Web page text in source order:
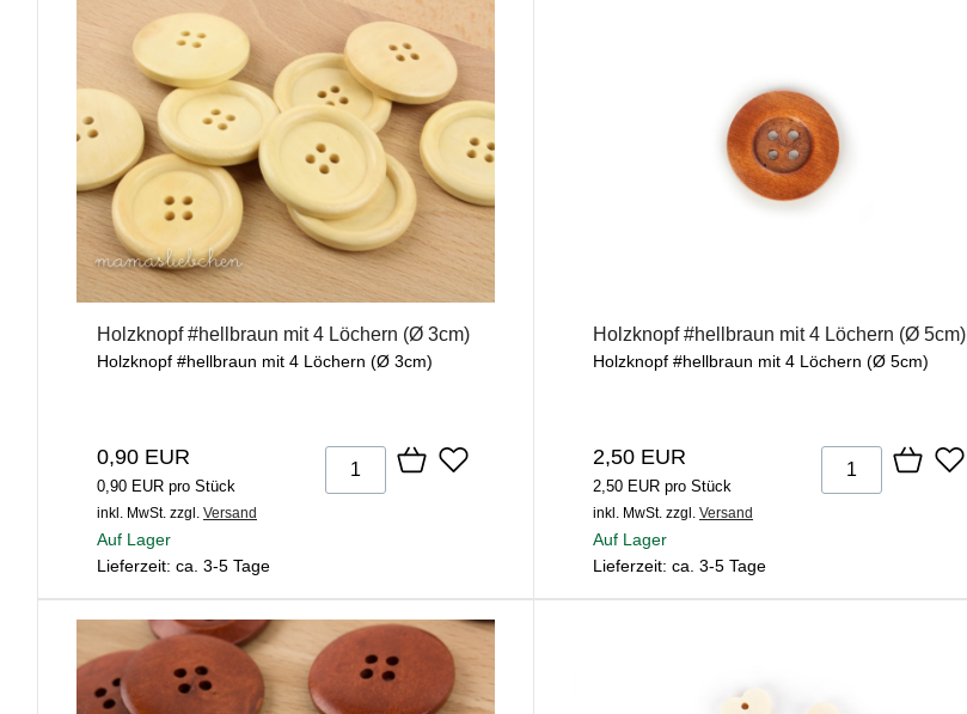
Holzknopf #hellbraun mit 4 Löchern (Ø 3cm)
Holzknopf #hellbraun mit 4 Löchern (Ø 3cm)
0,90 EUR
0,90 EUR pro Stück
inkl. MwSt. zzgl. Versand
Auf Lager
Lieferzeit: ca. 3-5 Tage
Holzknopf #hellbraun mit 4 Löchern (Ø 5cm)
Holzknopf #hellbraun mit 4 Löchern (Ø 5cm)
2,50 EUR
2,50 EUR pro Stück
inkl. MwSt. zzgl. Versand
Auf Lager
Lieferzeit: ca. 3-5 Tage